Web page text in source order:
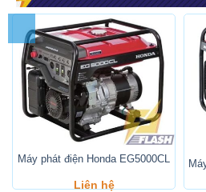
Máy phát điện Honda EG5000CL
Liên hệ